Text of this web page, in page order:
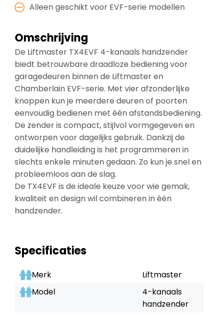
Alleen geschikt voor EVF-serie modellen
Omschrijving
De Liftmaster TX4EVF 4-kanaals handzender
biedt betrouwbare draadloze bediening voor
garagedeuren binnen de Liftmaster en
Chamberlain EVF-serie. Met vier afzonderlijke
knoppen kun je meerdere deuren of poorten
eenvoudig bedienen met één afstandsbediening.
De zender is compact, stijlvol vormgegeven en
ontworpen voor dagelijks gebruik. Dankzij de
duidelijke handleiding is het programmeren in
slechts enkele minuten gedaan. Zo kun je snel en
probleemloos aan de slag.
De TX4EVF is de ideale keuze voor wie gemak,
kwaliteit en design wil combineren in één
handzender.
Specificaties
Merk
Liftmaster
Model
4-kanaals
handzender